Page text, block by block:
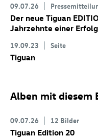
09.07.26
Der neue Tiguan
Jahrzehnte einer
19.09.23 Seite
Tiguan
Alben mit diesem
09.07.26 12 Bilder
Tiguan Edition 20